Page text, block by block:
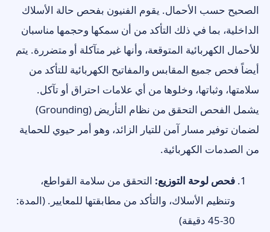
الصحيح حسب الأحمال. يقوم الفنيون بفحص حالة الأسلاك
الداخلية، بما في ذلك التأكد من أن سمكها وحجمها مناسبان
للأحمال الكهربائية المتوقعة، وأنها غير متآكلة أو متضررة. يتم
أيضاً فحص جميع المقابس والمفاتيح الكهربائية للتأكد من
سلامتها، وثباتها، وخلوها من أي علامات احتراق أو تآكل.
يشمل الفحص التحقق من نظام التأريض (Grounding)
لضمان توفير مسار آمن للتيار الزائد، وهو أمر حيوي للحماية
من الصدمات الكهربائية.
فحص لوحة التوزيع: التحقق من سلامة القواطع،
وتنظيم الأسلاك، والتأكد من مطابقتها للمعايير. (المدة:
30-45 دقيقة)